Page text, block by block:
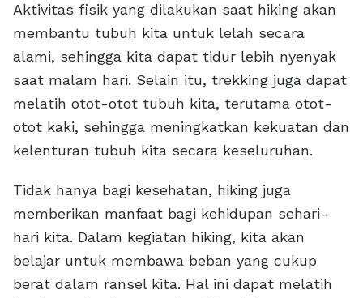
Aktivitas fisik yang dilakukan saat hiking akan
membantu tubuh kita untuk lelah secara
alami, sehingga kita dapat tidur lebih nyenyak
saat malam hari. Selain itu, trekking juga dapat
melatih otot-otot tubuh kita, terutama otot-
otot kaki, sehingga meningkatkan kekuatan dan
kelenturan tubuh kita secara keseluruhan.
Tidak hanya bagi kesehatan, hiking juga
memberikan manfaat bagi kehidupan sehari-
hari kita. Dalam kegiatan hiking, kita akan
belajar untuk membawa beban yang cukup
berat dalam ransel kita. Hal ini dapat melatih